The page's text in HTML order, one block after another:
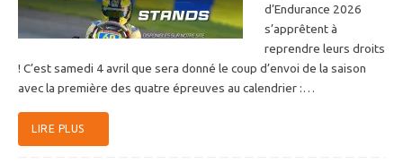
d’Endurance 2026
s’apprêtent à
reprendre leurs droits
! C’est samedi 4 avril que sera donné le coup d’envoi de la saison
avec la première des quatre épreuves au calendrier :…
LIRE PLUS